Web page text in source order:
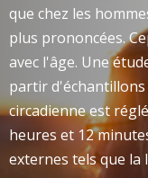
que chez les
plus prononcées.
avec l'âge. Une
partir
circadienne est
heures et 12
externes tels que la